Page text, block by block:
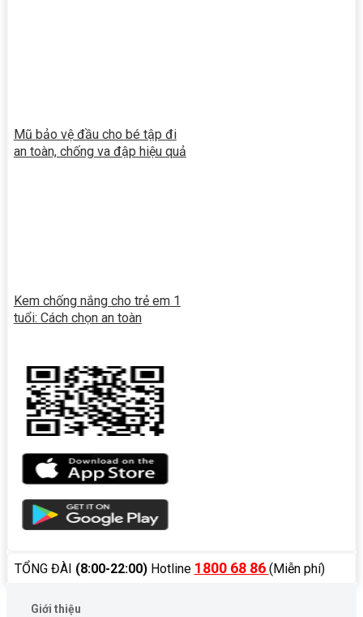
Mũ bảo vệ đầu cho bé tập đi
an toàn, chống va đập hiệu quả
Kem chống nắng cho trẻ em 1
tuổi: Cách chọn an toàn
TỔNG ĐÀI (8:00-22:00)Hotline 1800 68 86 (Miễn phí)
Giới thiệu